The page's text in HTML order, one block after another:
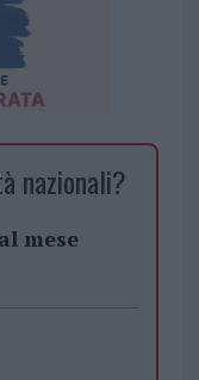
nazionali?
mese